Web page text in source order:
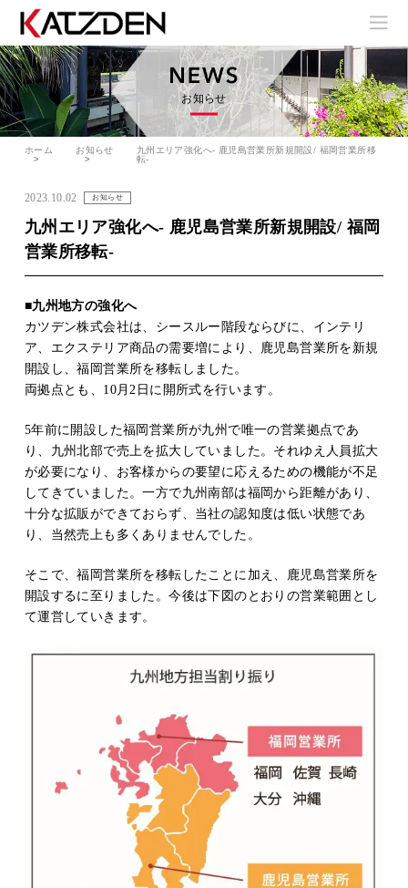
お知らせ
ホーム お知らせ
九州エリア強化へ- 鹿児島営業所新規開設/ 福岡営業所移
転-
2023.10.02 お知らせ
九州エリア強化へ- 鹿児島営業所新規開設/ 福岡
営業所移転-
■九州地方の強化へ
カツデン株式会社は、シースルー階段ならびに、インテリ
ア、エクステリア商品の需要増により、鹿児島営業所を新規
開設し、福岡営業所を移転しました。
両拠点とも、10月2日に開所式を行います。
5年前に開設した福岡営業所が九州で唯一の営業拠点であ
り、九州北部で売上を拡大していました。それゆえ人員拡大
が必要になり、お客様からの要望に応えるための機能が不足
してきていました。一方で九州南部は福岡から距離があり、
十分な拡販ができておらず、当社の認知度は低い状態であ
り、当然売上も多くありませんでした。
そこで、福岡営業所を移転したことに加え、鹿児島営業所を
開設するに至りました。今後は下図のとおりの営業範囲とし
て運営していきます。